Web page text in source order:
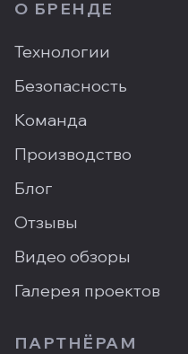
О БРЕНДЕ
Технологии
Безопасность
Команда
Производство
Блог
Отзывы
Видео обзоры
Галерея проектов
ПАРТНЁРАМ